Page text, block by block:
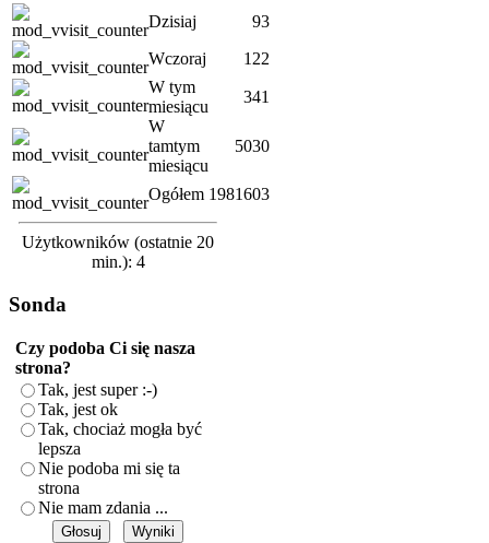
Dzisiaj
93
Wczoraj
122
W tym
miesiącu
341
W
tamtym
miesiącu
5030
Ogółem 1981603
Użytkowników (ostatnie 20
min.): 4
Sonda
Czy podoba Ci się nasza
strona?
Tak, jest super :-)
Tak, jest ok
Tak, chociaż mogła być
lepsza
Nie podoba mi się ta
strona
Nie mam zdania ...